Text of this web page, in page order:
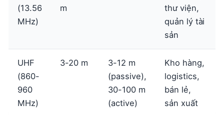
(13.56
MHz)
m
thư viện,
quản lý tài
sản
UHF
(860-
960
MHz)
3-20 m
3-12 m
(passive),
30-100 m
(active)
Kho hàng,
logistics,
bán lẻ,
sản xuất